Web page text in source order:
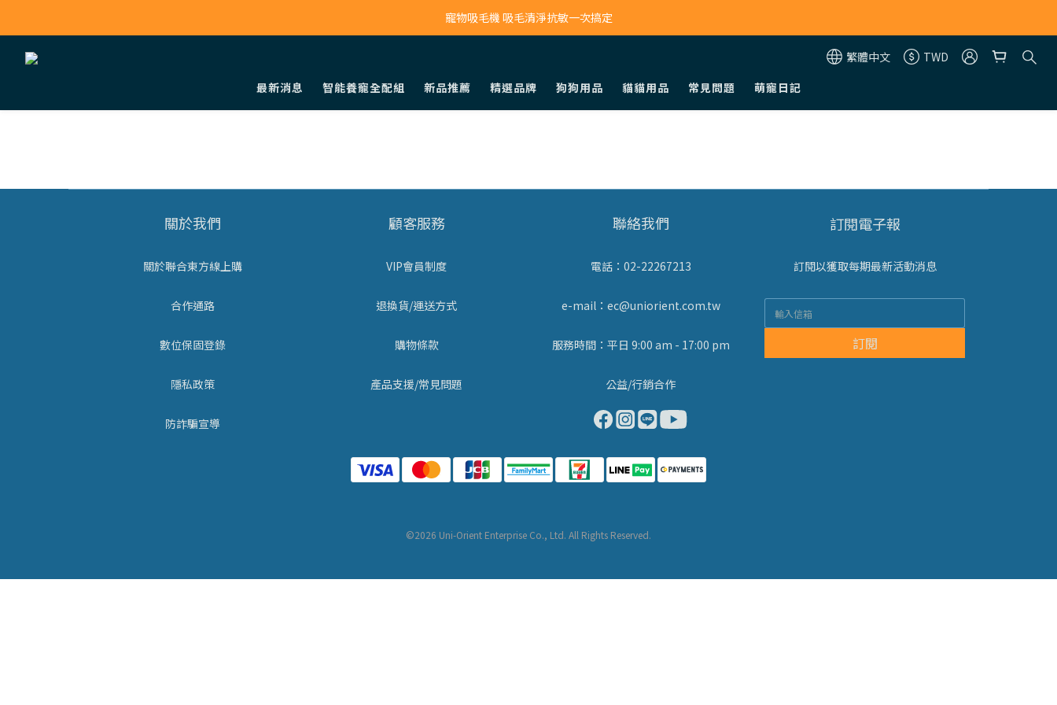
寵物吸毛機 吸毛清淨抗敏一次搞定
寵物吸毛機 吸毛清淨抗敏一次搞定
寵物吸毛機 吸毛清淨抗敏一次搞定
繁體中文
TWD
最新消息
智能養寵全配組 新品推薦 精選品牌 狗狗用品 貓貓用品 常見問題 萌寵日記
關於我們
關於聯合東方線上購
合作通路
數位保固登錄
隱私政策
防詐騙宣導
顧客服務
VIP會員制度
退換貨/運送方式
購物條款
產品支援/常見問題
聯絡我們
電話：02-22267213
e-mail：ec@uniorient.com.tw
服務時間：平日 9:00 am - 17:00 pm
公益/行銷合作
訂閱電子報
訂閱以獲取每期最新活動消息
訂閱
©2026 Uni-Orient Enterprise Co., Ltd. All Rights Reserved.